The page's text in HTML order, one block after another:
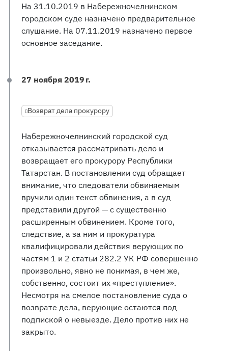
На 31.10.2019 в Набережночелнинском
городском суде назначено предварительное
слушание. На 07.11.2019 назначено первое
основное заседание.
27 ноября 2019 г.
Возврат дела прокурору
Набережночелнинский городской суд
отказывается рассматривать дело и
возвращает его прокурору Республики
Татарстан. В постановлении суд обращает
внимание, что следователи обвиняемым
вручили один текст обвинения, а в суд
представили другой — с существенно
расширенным обвинением. Кроме того,
следствие, а за ним и прокуратура
квалифицировали действия верующих по
частям 1 и 2 статьи 282.2 УК РФ совершенно
произвольно, явно не понимая, в чем же,
собственно, состоит их «преступление».
Несмотря на смелое постановление суда о
возврате дела, верующие остаются под
подпиской о невыезде. Дело против них не
закрыто.